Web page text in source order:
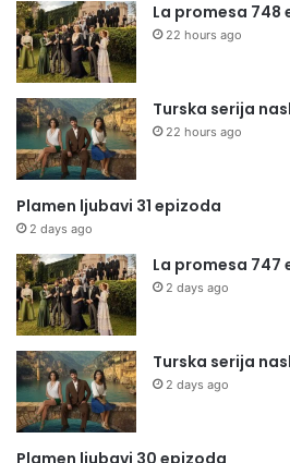
La promesa 748
22 hours ago
Turska serija
22 hours ago
Plamen ljubavi 31 epizoda
2 days ago
La promesa 747
2 days ago
Turska serija
2 days ago